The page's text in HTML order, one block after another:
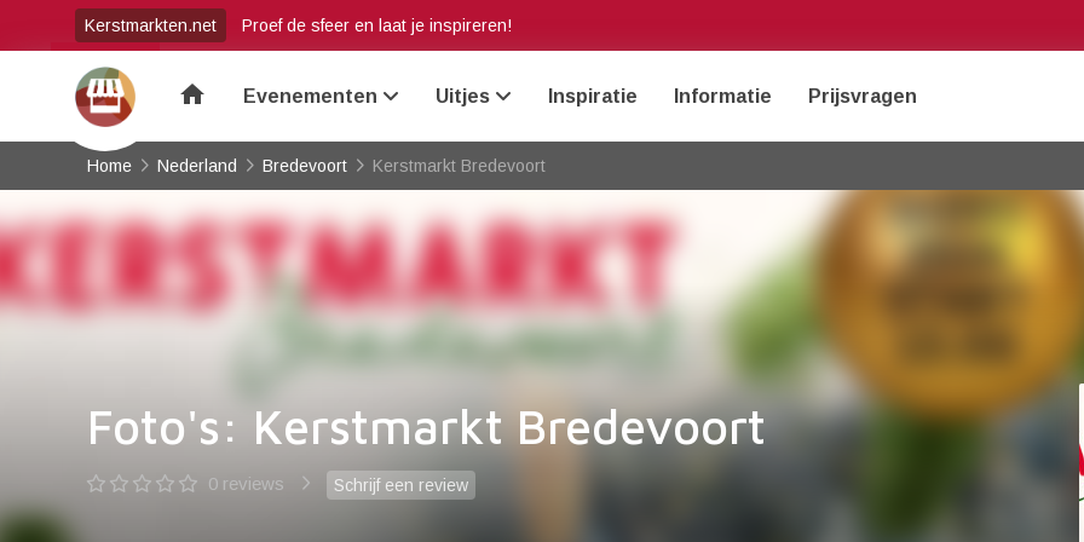
Kerstmarkten.net Proef de sfeer en laat je inspireren!
home Evenementen Uitjes Inspiratie Informatie Prijsvragen
Home Nederland Bredevoort Kerstmarkt Bredevoort
Foto's: Kerstmarkt Bredevoort
0 reviews Schrijf een review